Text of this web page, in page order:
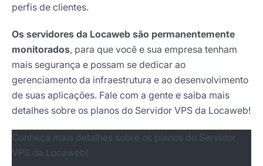
perfis de clientes.
Os servidores da Locaweb são permanentemente
monitorados, para que você e sua empresa tenham
mais segurança e possam se dedicar ao
gerenciamento da infraestrutura e ao desenvolvimento
de suas aplicações. Fale com a gente e saiba mais
detalhes sobre os planos do Servidor VPS da Locaweb!
Conheça mais detalhes sobre os planos do Servidor
VPS da Locaweb!